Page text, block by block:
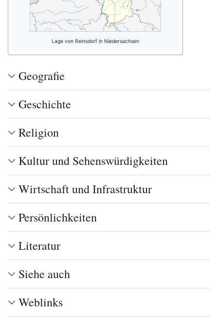
Lage von Reinsdorf in Niedersachsen
Geografie
Geschichte
Religion
Kultur und Sehenswürdigkeiten
Wirtschaft und Infrastruktur
Persönlichkeiten
Literatur
Siehe auch
Weblinks